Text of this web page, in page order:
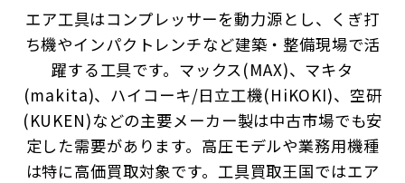
エア工具はコンプレッサーを動力源とし、くぎ打
ち機やインパクトレンチなど建築・整備現場で活
躍する工具です。マックス(MAX)、マキタ
(makita)、ハイコーキ/日立工機(HiKOKI)、空研
(KUKEN)などの主要メーカー製は中古市場でも安
定した需要があります。高圧モデルや業務用機種
は特に高価買取対象です。工具買取王国ではエア